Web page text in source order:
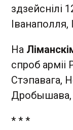
здзейснілі
Іванаполля,
На
спроб арміі
Стэпавага,
Дробышава,
* * *